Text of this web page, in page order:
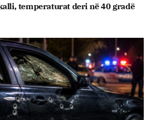
temperaturat deri në 40 gradë